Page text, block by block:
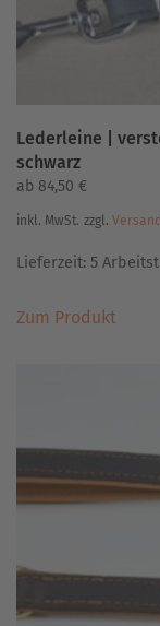
Lederleine |
schwarz
ab 84,50 €
inkl. MwSt. zzgl.
Lieferzeit: 5
Zum Produkt
Die